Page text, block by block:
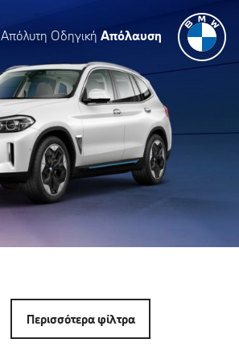
Απόλυτη Οδηγική Απόλαυση
Περισσότερα φίλτρα